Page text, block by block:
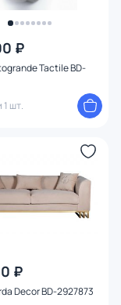
₽
Tactile BD-
1 шт.
₽
Decor BD-2927873